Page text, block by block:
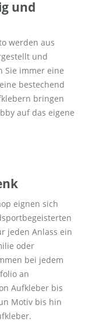
und
werden aus
und
Sie immer eine
bestechend
bringen
auf das eigene
eignen sich
jeden Anlass ein
oder
bei jedem
an
Aufkleber bis
Motiv bis hin